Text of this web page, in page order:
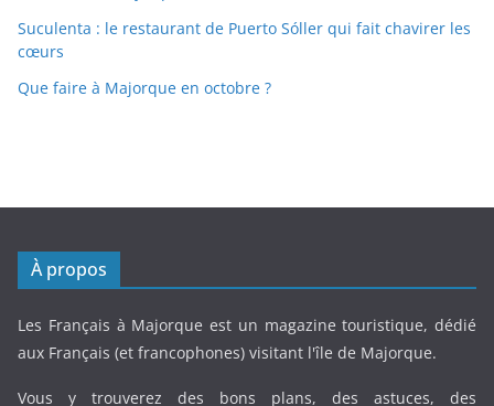
Suculenta : le restaurant de Puerto Sóller qui fait chavirer les
cœurs
Que faire à Majorque en octobre ?
À propos
Les Français à Majorque est un magazine touristique, dédié
aux Français (et francophones) visitant l'île de Majorque.
Vous y trouverez des bons plans, des astuces, des